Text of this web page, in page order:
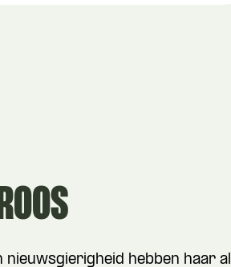
nieuwsgierigheid hebben haar al